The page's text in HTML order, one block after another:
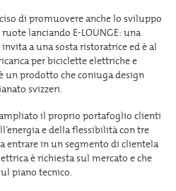
di promuovere anche lo sviluppo
lanciando E-LOUNGE: una
a una sosta ristoratrice ed è al
per biciclette elettriche e
un prodotto che coniuga design
svizzeri.
il proprio portafoglio clienti
e della flessibilità con tre
entrare in un segmento di clientela
è richiesta sul mercato e che
piano tecnico.